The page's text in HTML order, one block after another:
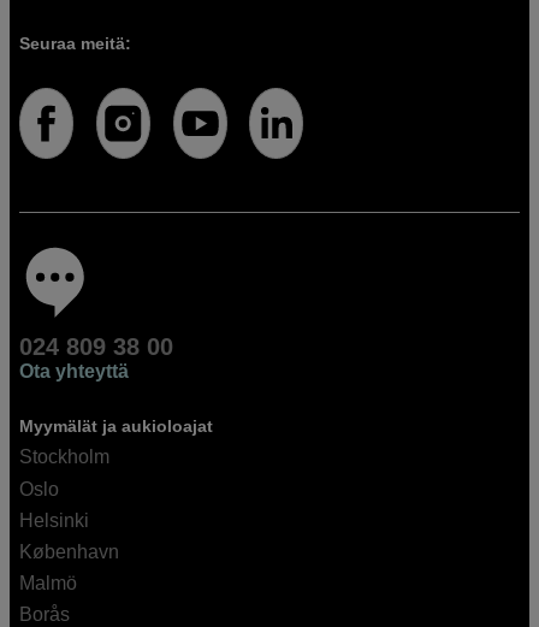
Seuraa meitä:
024 809 38 00
Ota yhteyttä
Myymälät ja aukioloajat
Stockholm
Oslo
Helsinki
København
Malmö
Borås